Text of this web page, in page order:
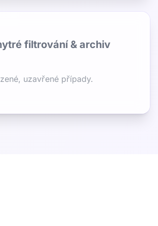
filtrování & archiv
uzavřené případy.